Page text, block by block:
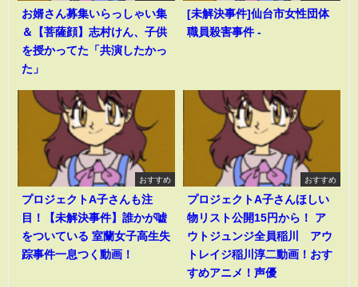
お婿さん募集いらっしゃい集
＆【菩薩顔】志村けん、子供
を授かってた「共演したかっ
た」
[未解決事件]仙台市女性団体
職員殺害事件 -
おすすめ
プロジェクトA子さんも注
目！【未解決事件】誰かが嘘
をついている 室蘭女子高生失
踪事件一息つく動画！
おすすめ
プロジェクトA子さんほしい
物リスト公開15円から！ ア
ウトジュンジ全員稲川 アウ
トレイジ稲川淳二動画！おす
すめアニメ！声優